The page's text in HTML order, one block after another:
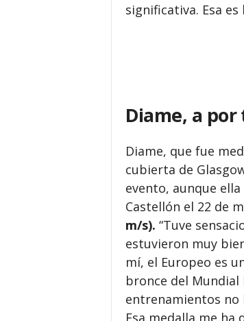
significativa. Esa
Diame, a por
Diame, que fue
cubierta de
evento, aunque
Castellón el 22 de
m/s). “Tuve
estuvieron muy
mí, el Europeo es
bronce del Mundial
entrenamientos no
Esa medalla me ha